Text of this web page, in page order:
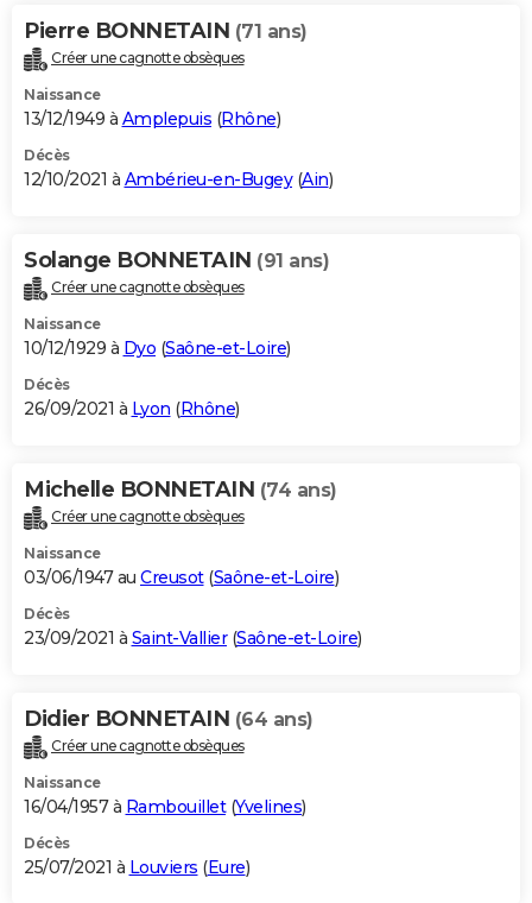
Pierre BONNETAIN (71 ans)
Créer une cagnotte obsèques
Naissance
13/12/1949 à Amplepuis (Rhône)
Décès
12/10/2021 à Ambérieu-en-Bugey(Ain)
Solange BONNETAIN (91 ans)
Créer une cagnotte obsèques
Naissance
10/12/1929 à Dyo (Saône-et-Loire)
Décès
26/09/2021 à Lyon (Rhône)
Michelle BONNETAIN (74 ans)
Créer une cagnotte obsèques
Naissance
03/06/1947 au Creusot(Saône-et-Loire)
Décès
23/09/2021 à Saint-Vallier(Saône-et-Loire)
Didier BONNETAIN (64 ans)
Créer une cagnotte obsèques
Naissance
16/04/1957 à Rambouillet(Yvelines)
Décès
25/07/2021 à Louviers (Eure)